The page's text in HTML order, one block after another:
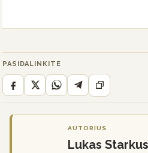
PASIDALINKITE
AUTORIUS
Lukas Starkus